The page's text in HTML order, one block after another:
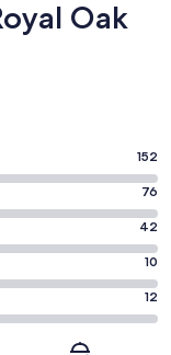
Oak
152
76
42
10
12